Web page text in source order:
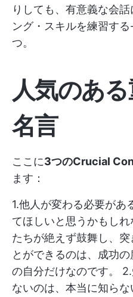
りしても、有意義な会
ング・スキルを練習す
つ。
人気のあ
名言
ここに3つのCrucial
ます：
1.他人が変わる必要があ
てほしいと思うかもし
たちが絶えず鼓舞し、
とができるのは、成功
の自分だけなのです。
ないのは、本当に知ら